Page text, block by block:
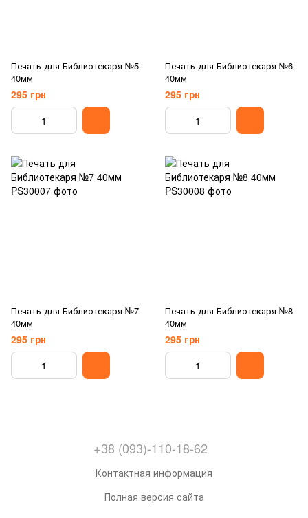
Печать для Библиотекаря №5
40мм
295 грн
Печать для Библиотекаря №6
40мм
295 грн
Печать для Библиотекаря №7
40мм
295 грн
Печать для Библиотекаря №8
40мм
295 грн
+38 (093)-110-18-62
Контактная информация
Полная версия сайта